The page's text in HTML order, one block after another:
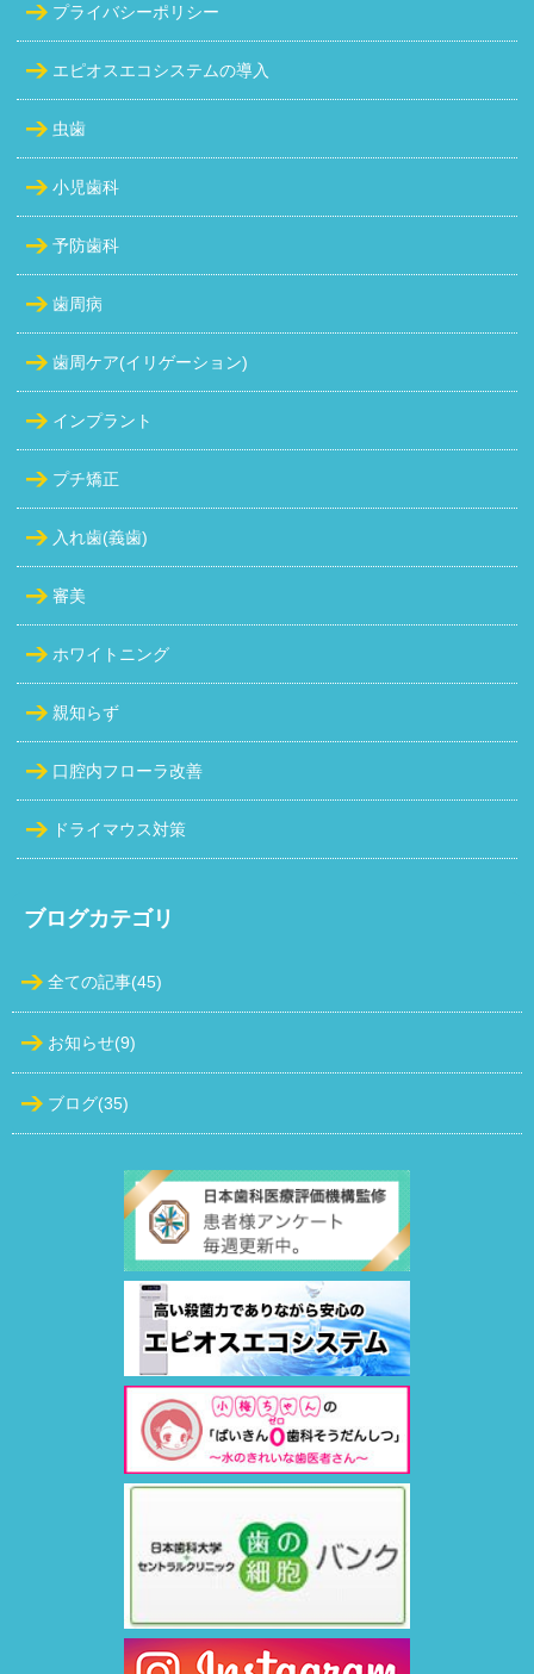
プライバシーポリシー
エピオスエコシステムの導入
虫歯
小児歯科
予防歯科
歯周病
歯周ケア(イリゲーション)
インプラント
プチ矯正
入れ歯(義歯)
審美
ホワイトニング
親知らず
口腔内フローラ改善
ドライマウス対策
ブログカテゴリ
全ての記事(45)
お知らせ(9)
ブログ(35)